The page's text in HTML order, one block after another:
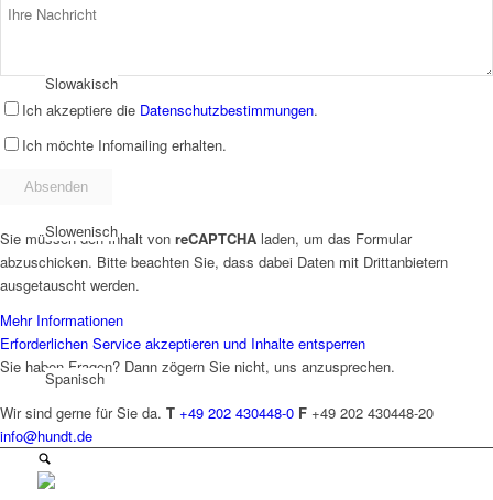
Slowakisch
Slowenisch
Spanisch
Ich akzeptiere die Datenschutzbestimmungen.
Ich möchte Infomailing erhalten.
Sie müssen den Inhalt von reCAPTCHA laden, um das Formular
abzuschicken. Bitte beachten Sie, dass dabei Daten mit Drittanbietern
ausgetauscht werden.
Mehr Informationen
Erforderlichen Service akzeptieren und Inhalte entsperren
Sie haben Fragen? Dann zögern Sie nicht, uns anzusprechen.
Wir sind gerne für Sie da. T +49 202 430448-0 F +49 202 430448-20
info@hundt.de